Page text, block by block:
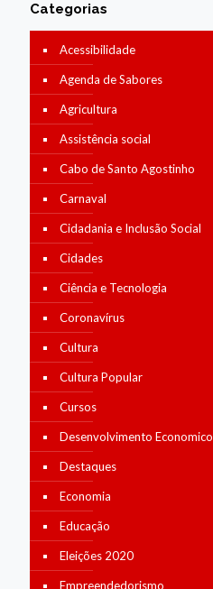
Categorias
Acessibilidade
Agenda de Sabores
Agricultura
Assistência social
Cabo de Santo Agostinho
Carnaval
Cidadania e Inclusão Social
Cidades
Ciência e Tecnologia
Coronavírus
Cultura
Cultura Popular
Cursos
Desenvolvimento Economico
Destaques
Economia
Educação
Eleições 2020
Empreendedorismo